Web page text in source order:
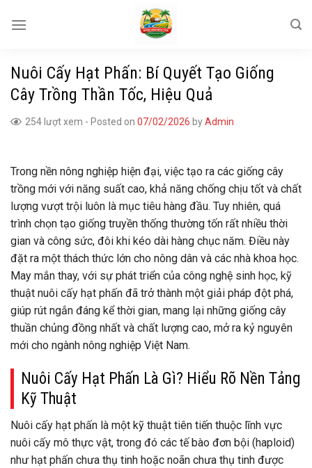
Nuôi Cấy Hạt Phấn: Bí Quyết Tạo Giống
Cây Trồng Thần Tốc, Hiệu Quả
254 lượt xem - Posted on 07/02/2026 byAdmin
Trong nền nông nghiệp hiện đại, việc tạo ra các giống cây
trồng mới với năng suất cao, khả năng chống chịu tốt và chất
lượng vượt trội luôn là mục tiêu hàng đầu. Tuy nhiên, quá
trình chọn tạo giống truyền thống thường tốn rất nhiều thời
gian và công sức, đôi khi kéo dài hàng chục năm. Điều này
đặt ra một thách thức lớn cho nông dân và các nhà khoa học.
May mắn thay, với sự phát triển của công nghệ sinh học, kỹ
thuật nuôi cấy hạt phấn đã trở thành một giải pháp đột phá,
giúp rút ngắn đáng kể thời gian, mang lại những giống cây
thuần chủng đồng nhất và chất lượng cao, mở ra kỷ nguyên
mới cho ngành nông nghiệp Việt Nam.
Nuôi Cấy Hạt Phấn Là Gì? Hiểu Rõ Nền Tảng
Kỹ Thuật
Nuôi cấy hạt phấn là một kỹ thuật tiên tiến thuộc lĩnh vực
nuôi cấy mô thực vật, trong đó các tế bào đơn bội (haploid)
như hạt phấn chưa thụ tinh hoặc noãn chưa thụ tinh được